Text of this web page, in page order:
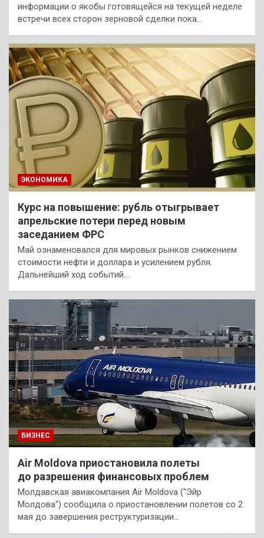
информации о якобы готовящейся на текущей неделе
встречи всех сторон зерновой сделки пока…
ЭКОНОМИКА
Курс на повышение: рубль отыгрывает
апрельские потери перед новым
заседанием ФРС
Май ознаменовался для мировых рынков снижением
стоимости нефти и доллара и усилением рубля.
Дальнейший ход событий…
БИЗНЕС
Air Moldova приостановила полеты
до разрешения финансовых проблем
Молдавская авиакомпания Air Moldova ("Эйр
Молдова") сообщила о приостановлении полетов со 2
мая до завершения реструктуризации…